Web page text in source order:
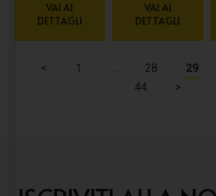
VAI AI
DETTAGLI
VAI AI
DETTAGLI
< 1 … 28 29
44
>